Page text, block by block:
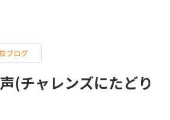
ブログ
(チャレンズにたどり